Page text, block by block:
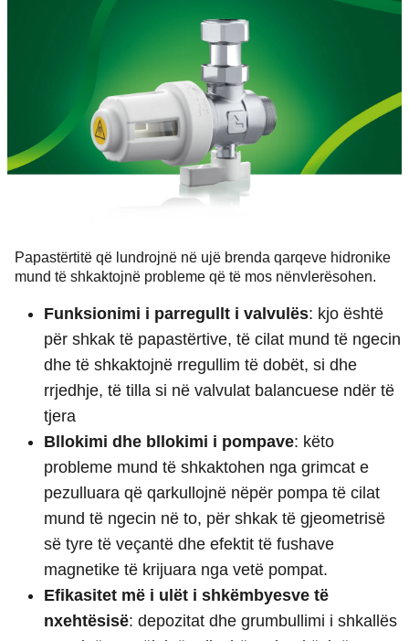
Papastërtitë që lundrojnë në ujë brenda qarqeve hidronike
mund të shkaktojnë probleme që të mos nënvlerësohen.
Funksionimi i parregullt i valvulës: kjo është
për shkak të papastërtive, të cilat mund të ngecin
dhe të shkaktojnë rregullim të dobët, si dhe
rrjedhje, të tilla si në valvulat balancuese ndër të
tjera
Bllokimi dhe bllokimi i pompave: këto
probleme mund të shkaktohen nga grimcat e
pezulluara që qarkullojnë nëpër pompa të cilat
mund të ngecin në to, për shkak të gjeometrisë
së tyre të veçantë dhe efektit të fushave
magnetike të krijuara nga vetë pompat.
Efikasitet më i ulët i shkëmbyesve të
nxehtësisë: depozitat dhe grumbullimi i shkallës